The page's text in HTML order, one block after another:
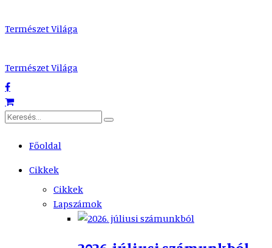
Természet Világa
Természet Világa
Főoldal
Cikkek
Cikkek
Lapszámok